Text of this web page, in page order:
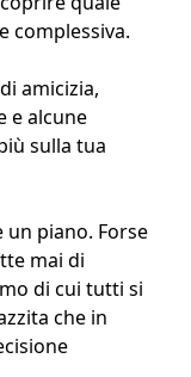
complessiva.
amicizia,
e alcune
sulla tua
un piano. Forse
mai di
di cui tutti si
che in